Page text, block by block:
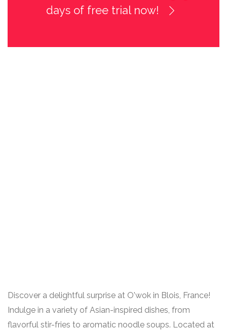
days of free trial now!
Discover a delightful surprise at O'wok in Blois, France!
Indulge in a variety of Asian-inspired dishes, from
flavorful stir-fries to aromatic noodle soups. Located at